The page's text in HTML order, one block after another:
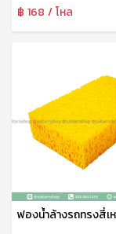
฿ 168 / โหล